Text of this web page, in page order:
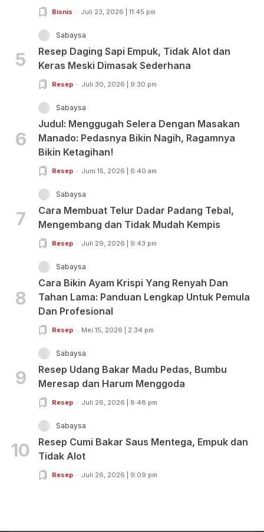
Bisnis Juli 23, 2026 | 11:45 pm
5
Sabaysa
Resep Daging Sapi Empuk, Tidak Alot dan
Keras Meski Dimasak Sederhana
Resep Juli 30, 2026 | 9:30 pm
6
Sabaysa
Judul: Menggugah Selera Dengan Masakan
Manado: Pedasnya Bikin Nagih, Ragamnya
Bikin Ketagihan!
Resep Juni 15, 2026 | 6:40 am
7
Sabaysa
Cara Membuat Telur Dadar Padang Tebal,
Mengembang dan Tidak Mudah Kempis
Resep Juli 29, 2026 | 9:43 pm
8
Sabaysa
Cara Bikin Ayam Krispi Yang Renyah Dan
Tahan Lama: Panduan Lengkap Untuk Pemula
Dan Profesional
Resep Mei 15, 2026 | 2:34 pm
9
Sabaysa
Resep Udang Bakar Madu Pedas, Bumbu
Meresap dan Harum Menggoda
Resep Juli 26, 2026 | 8:48 pm
10
Sabaysa
Resep Cumi Bakar Saus Mentega, Empuk dan
Tidak Alot
Resep Juli 26, 2026 | 9:09 pm